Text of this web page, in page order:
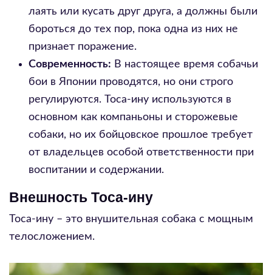
лаять или кусать друг друга, а должны были
бороться до тех пор, пока одна из них не
признает поражение.
Современность: В настоящее время собачьи
бои в Японии проводятся, но они строго
регулируются. Тоса-ину используются в
основном как компаньоны и сторожевые
собаки, но их бойцовское прошлое требует
от владельцев особой ответственности при
воспитании и содержании.
Внешность Тоса-ину
Тоса-ину – это внушительная собака с мощным
телосложением.